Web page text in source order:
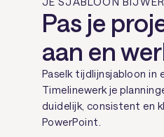
Pas je
aan en
Paselk tijdlijnsjabloon in
Timelinewerk je
duidelijk, consistent en
PowerPoint.